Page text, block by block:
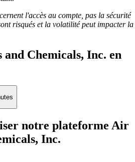
l'accès au compte, pas la sécurité
risqués et la volatilité peut impacter la
Chemicals, Inc. en
notre plateforme Air
Inc.